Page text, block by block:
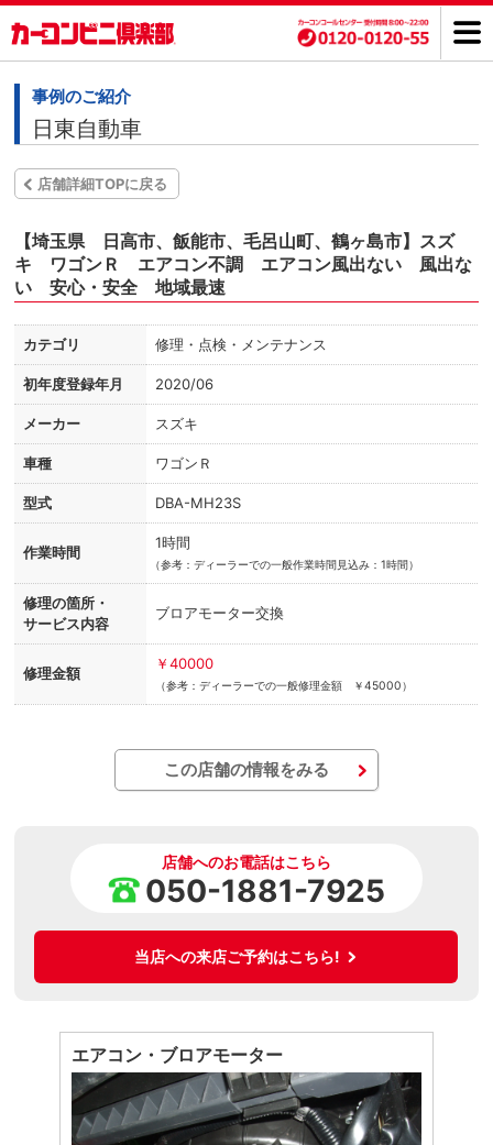
事例のご紹介
日東自動車
店舗詳細TOPに戻る
【埼玉県 日高市、飯能市、毛呂山町、鶴ヶ島市】スズ
キ ワゴンＲ エアコン不調 エアコン風出ない 風出な
い 安心・安全 地域最速
カテゴリ 修理・点検・メンテナンス
初年度登録年月 2020/06
メーカー スズキ
車種 ワゴンＲ
型式 DBA-MH23S
作業時間
1時間
（参考：ディーラーでの一般作業時間見込み：1時間）
修理の箇所・
サービス内容
ブロアモーター交換
修理金額
￥40000
（参考：ディーラーでの一般修理金額 ￥45000）
この店舗の情報をみる
店舗へのお電話はこちら
050-1881-7925
当店への来店ご予約はこちら!
エアコン・ブロアモーター